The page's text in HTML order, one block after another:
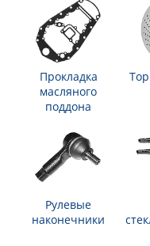
Прокладка
масляного
поддона
Рулевые
наконечники